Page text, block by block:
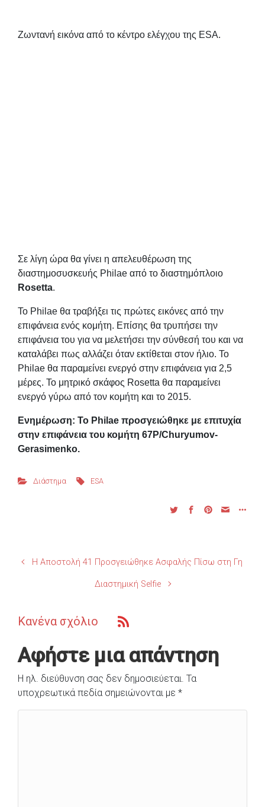
Ζωντανή εικόνα από το κέντρο ελέγχου της ESA.
Σε λίγη ώρα θα γίνει η απελευθέρωση της
διαστημοσυσκευής Philae από το διαστημόπλοιο
Rosetta.
Το Philae θα τραβήξει τις πρώτες εικόνες από την
επιφάνεια ενός κομήτη. Επίσης θα τρυπήσει την
επιφάνεια του για να μελετήσει την σύνθεσή του και να
καταλάβει πως αλλάζει όταν εκτίθεται στον ήλιο. Το
Philae θα παραμείνει ενεργό στην επιφάνεια για 2,5
μέρες. Το μητρικό σκάφος Rosetta θα παραμείνει
ενεργό γύρω από τον κομήτη και το 2015.
Ενημέρωση: Το Philae προσγειώθηκε με επιτυχία
στην επιφάνεια του κομήτη 67P/Churyumov-
Gerasimenko.
Διάστημα ESA
Η Αποστολή 41 Προσγειώθηκε Ασφαλής Πίσω στη Γη
Διαστημική Selfie
Κανένα σχόλιο
Αφήστε μια απάντηση
Η ηλ. διεύθυνση σας δεν δημοσιεύεται. Τα
υποχρεωτικά πεδία σημειώνονται με *